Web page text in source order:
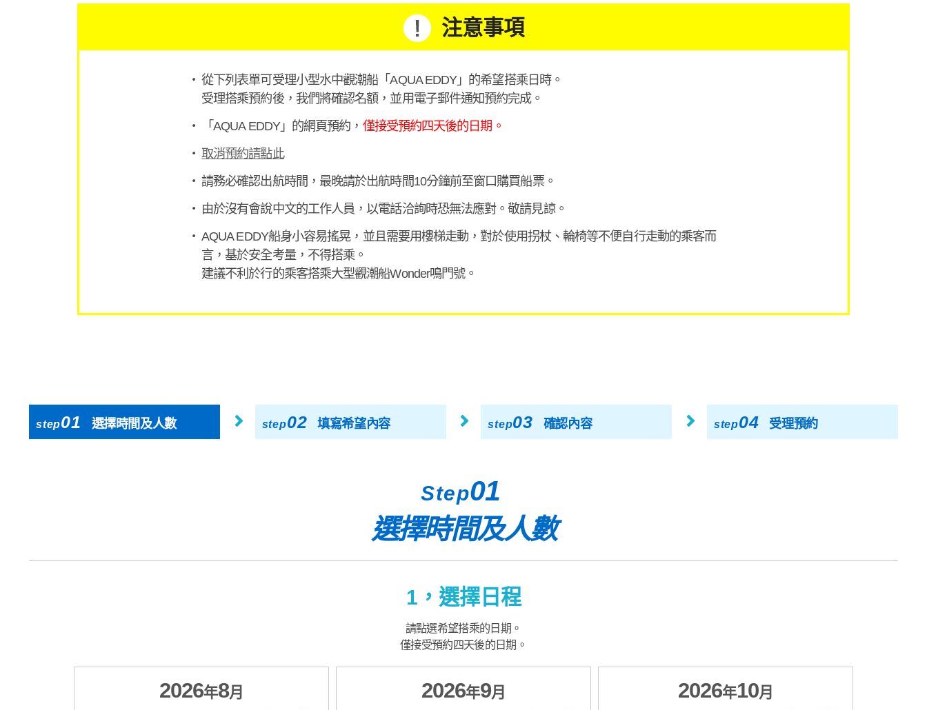
注意事項
從下列表單可受理小型水中觀潮船「AQUA EDDY」的希望搭乘日時。
受理搭乘預約後，我們將確認名額，並用電子郵件通知預約完成。
「AQUA EDDY」的網頁預約， 僅接受預約四天後的日期。
取消預約請點此
請務必確認出航時間，最晚請於出航時間10分鐘前至窗口購買船票。
由於沒有會說中文的工作人員，以電話洽詢時恐無法應對。敬請見諒。
AQUA EDDY船身小容易搖晃，並且需要用樓梯走動，對於使用拐杖、輪椅等不便自行走動的乘客而
言，基於安全考量，不得搭乘。
建議不利於行的乘客搭乘大型觀潮船Wonder鳴門號。
step01 選擇時間及人數 step02 填寫希望內容 step03 確認內容 step04 受理預約
Step01
選擇時間及人數
1，選擇日程
請點選希望搭乘的日期。
僅接受預約四天後的日期。
2026年8月 2026年9月 2026年10月